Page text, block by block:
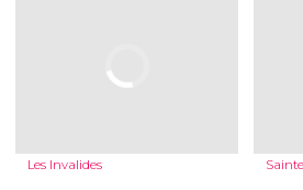
Les Invalides